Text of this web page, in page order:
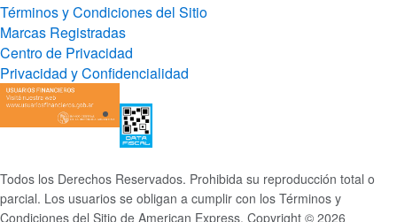
Términos y Condiciones del Sitio
Marcas Registradas
Centro de Privacidad
Privacidad y Confidencialidad
Todos los Derechos Reservados. Prohibida su reproducción total o
parcial. Los usuarios se obligan a cumplir con los Términos y
Condiciones del Sitio de American Express. Copyright © 2026